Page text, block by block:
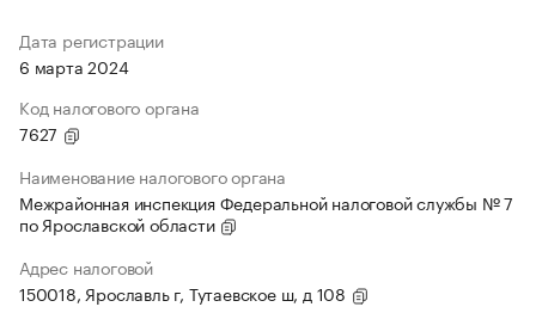
Дата регистрации
6 марта 2024
Код налогового органа
7627
Наименование налогового органа
Межрайонная инспекция Федеральной налоговой службы № 7
по Ярославской области
Адрес налоговой
150018, Ярославль г, Тутаевское ш, д 108